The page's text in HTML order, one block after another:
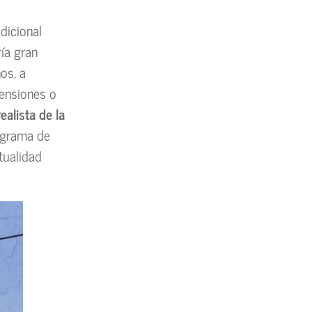
gran
a
o
de la
de